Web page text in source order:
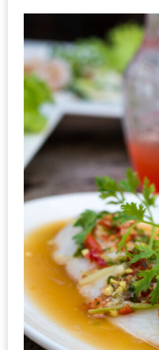
หมู
กระทะ
&
ทะเล
เผา
เชียงใหม่
งบ
ไม่
บาน
ปลาย
ไม่
เกิน
300
บาท
เกี่ยว